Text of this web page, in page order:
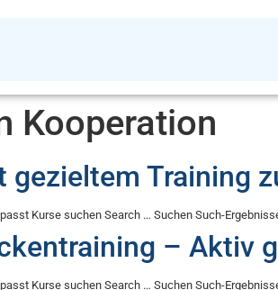
Kooperation
gezieltem Training
Kurse suchen Search … Suchen Such-
– Aktiv
Kurse suchen Search … Suchen Such-